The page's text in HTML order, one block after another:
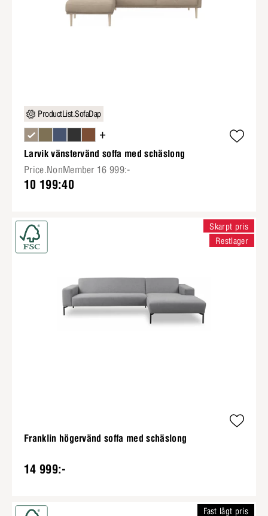
ProductList.SofaDap
+
Larvik vänstervänd soffa med schäslong
Price.NonMember 16 999:-
10 199:40
Franklin högervänd soffa med schäslong
14 999:-
Skarpt pris
Restlager
Fast lågt pris